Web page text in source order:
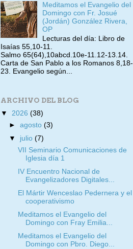
Meditamos el Evangelio del
Domingo con Fr. Josué
(Jordán) González Rivera,
OP
Lecturas del día: Libro de
Isaías 55,10-11.
Salmo 65(64),10abcd.10e-11.12-13.14.
Carta de San Pablo a los Romanos 8,18-
23. Evangelio según...
ARCHIVO DEL BLOG
▼ 2026 (38)
►agosto(3)
▼ julio(7)
VII Seminario Comunicaciones de
Iglesia día 1
IV Encuentro Nacional de
Evangelizadores Digitales...
El Mártir Wenceslao Pedernera y el
cooperativismo
Meditamos el Evangelio del
Domingo con Fray Emilia...
Meditamos el Evangelio del
Domingo con Pbro. Diego...